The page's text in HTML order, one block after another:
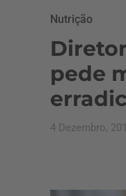
Nutrição
pede
4 Dezembro,